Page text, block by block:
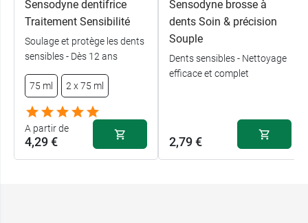
Conditionnement :Vendu à l'unité
Sensodyne dentifrice
Traitement Sensibilité
Soulage et protège les dents
sensibles - Dès 12 ans
75 ml 2 x 75 ml
A partir de
4,29 €
Sensodyne brosse à
dents Soin & précision
Souple
Dents sensibles - Nettoyage
efficace et complet
2,79 €